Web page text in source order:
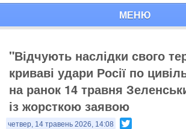
МЕНЮ
"Відчують наслідки свого
криваві удари Росії по
на ранок 14 травня
із жорсткою заявою
четвер, 14 травень 2026, 14:08